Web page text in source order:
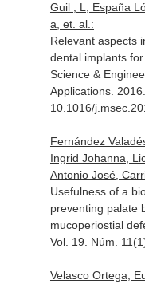
Guil , L, España
a, et. al.:
Relevant aspects
dental implants
Science &
Applications.
10.1016/
Fernández
Ingrid Johanna,
Antonio José,
Usefulness of a
preventing palate
mucoperiostial
Vol. 19. Núm.
Velasco Ortega,